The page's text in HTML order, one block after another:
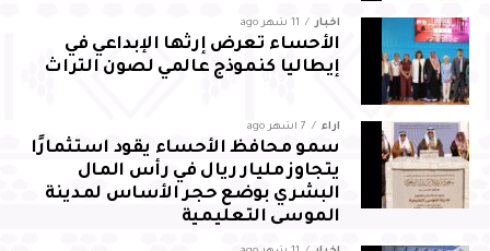
أخبار 11 شهر ago
الأحساء تعرض إرثها الإبداعي في
إيطاليا كنموذج عالمي لصون التراث
آراء 7 أشهر ago
سمو محافظ الأحساء يقود استثمارًا
يتجاوز مليار ريال في رأس المال
البشري بوضع حجر الأساس لمدينة
الموسى التعليمية